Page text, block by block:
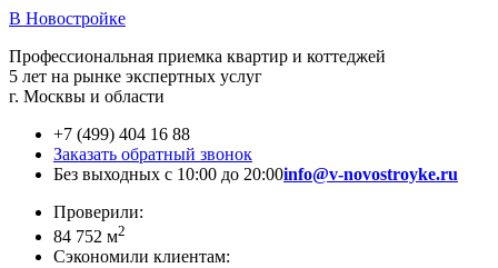
В Новостройке
Профессиональная приемка квартир и коттеджей
5 лет на рынке экспертных услуг
г. Москвы и области
+7 (499) 404 16 88
Заказать обратный звонок
Без выходных с 10:00 до 20:00info@v-novostroyke.ru
Проверили:
84 752 м2
Сэкономили клиентам: